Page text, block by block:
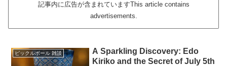
記事内に広告が含まれていますThis article contains
advertisements.
ピックルボール 雑談
A Sparkling Discovery: Edo
Kiriko and the Secret of July 5th